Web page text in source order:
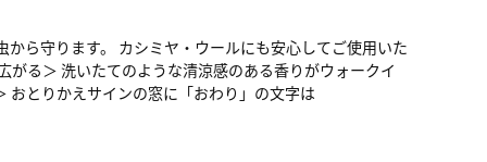
ら守ります。 カシミヤ・ウールにも安心してご使用いた
る＞ 洗いたてのような清涼感のある香りがウォークイ
おとりかえサインの窓に「おわり」の文字は